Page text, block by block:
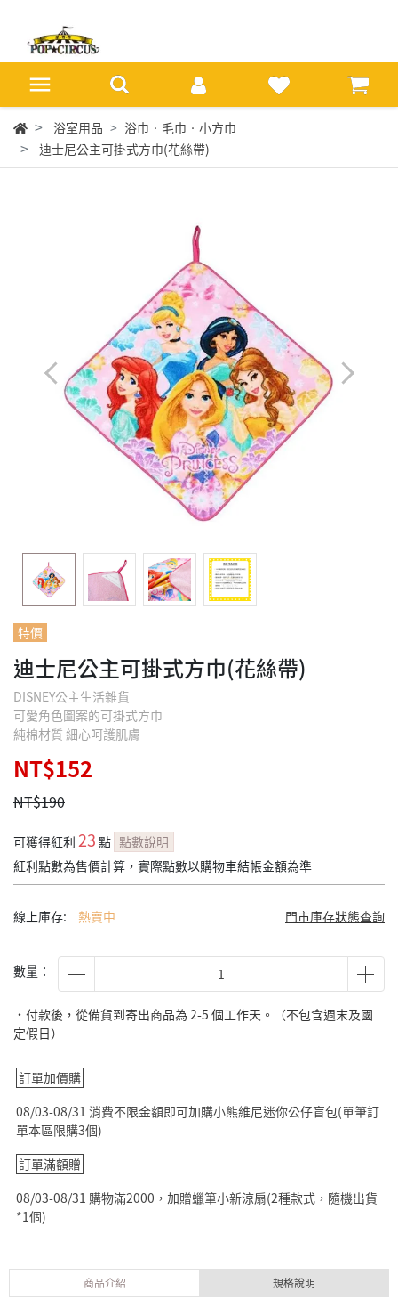
浴室用品
浴巾‧毛巾‧小方巾
迪士尼公主可掛式方巾(花絲帶)
特價
迪士尼公主可掛式方巾(花絲帶)
DISNEY公主生活雜貨
可愛角色圖案的可掛式方巾
純棉材質 細心呵護肌膚
NT$152
NT$190
可獲得紅利 23 點 點數說明
紅利點數為售價計算，實際點數以購物車結帳金額為準
線上庫存: 熱賣中 門市庫存狀態查詢
數量：
˙付款後，從備貨到寄出商品為 2-5 個工作天。（不包含週末及國
定假日）
訂單加價購
08/03-08/31 消費不限金額即可加購小熊維尼迷你公仔盲包(單筆訂
單本區限購3個)
訂單滿額贈
08/03-08/31 購物滿2000，加贈蠟筆小新涼扇(2種款式，隨機出貨
*1個)
商品介紹 規格說明